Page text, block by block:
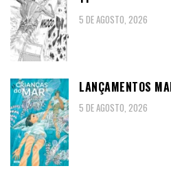
5 DE AGOSTO, 2026
LANÇAMENTOS
5 DE AGOSTO, 2026